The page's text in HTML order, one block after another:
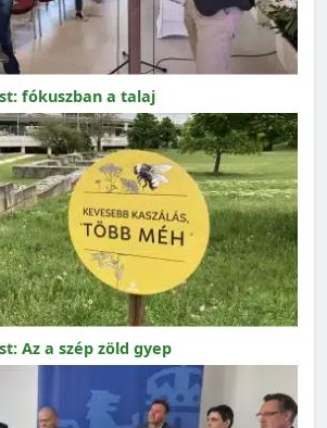
fókuszban a talaj
Az a szép zöld gyep